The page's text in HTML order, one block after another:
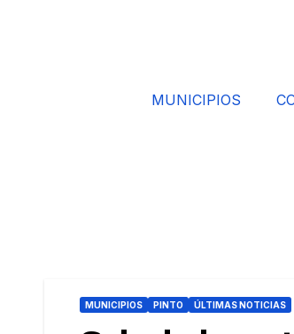
MUNICIPIOS
MUNICIPIOS PINTO ÚLTIMAS NOTICIAS